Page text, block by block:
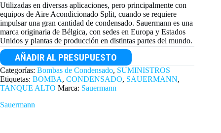
Utilizadas en diversas aplicaciones, pero principalmente con
equipos de Aire Acondicionado Split, cuando se requiere
impulsar una gran cantidad de condensado. Sauermann es una
marca originaria de Bélgica, con sedes en Europa y Estados
Unidos y plantas de producción en distintas partes del mundo.
AÑADIR AL PRESUPUESTO
Categorías: Bombas de Condensado, SUMINISTROS
Etiquetas: BOMBA, CONDENSADO, SAUERMANN,
TANQUE ALTO Marca: Sauermann
Sauermann